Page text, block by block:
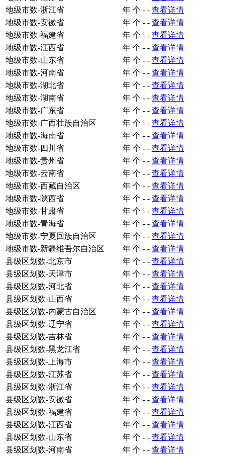
地级市数-浙江省
年 个 - - 查看详情
地级市数-安徽省
年 个 - - 查看详情
地级市数-福建省
年 个 - - 查看详情
地级市数-江西省
年 个 - - 查看详情
地级市数-山东省
年 个 - - 查看详情
地级市数-河南省
年 个 - - 查看详情
地级市数-湖北省
年 个 - - 查看详情
地级市数-湖南省
年 个 - - 查看详情
地级市数-广东省
年 个 - - 查看详情
地级市数-广西壮族自治区
年 个 - - 查看详情
地级市数-海南省
年 个 - - 查看详情
地级市数-四川省
年 个 - - 查看详情
地级市数-贵州省
年 个 - - 查看详情
地级市数-云南省
年 个 - - 查看详情
地级市数-西藏自治区
年 个 - - 查看详情
地级市数-陕西省
年 个 - - 查看详情
地级市数-甘肃省
年 个 - - 查看详情
地级市数-青海省
年 个 - - 查看详情
地级市数-宁夏回族自治区
年 个 - - 查看详情
地级市数-新疆维吾尔自治区
年 个 - - 查看详情
县级区划数-北京市
年 个 - - 查看详情
县级区划数-天津市
年 个 - - 查看详情
县级区划数-河北省
年 个 - - 查看详情
县级区划数-山西省
年 个 - - 查看详情
县级区划数-内蒙古自治区
年 个 - - 查看详情
县级区划数-辽宁省
年 个 - - 查看详情
县级区划数-吉林省
年 个 - - 查看详情
县级区划数-黑龙江省
年 个 - - 查看详情
县级区划数-上海市
年 个 - - 查看详情
县级区划数-江苏省
年 个 - - 查看详情
县级区划数-浙江省
年 个 - - 查看详情
县级区划数-安徽省
年 个 - - 查看详情
县级区划数-福建省
年 个 - - 查看详情
县级区划数-江西省
年 个 - - 查看详情
县级区划数-山东省
年 个 - - 查看详情
县级区划数-河南省
年 个 - - 查看详情